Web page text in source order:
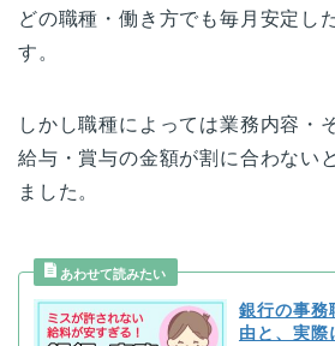
どの職種・働き方でも毎月安定し
す。
しかし職種によっては業務内容・
給与・賞与の金額が割に合わない
ました。
銀行の事務
由と、実際